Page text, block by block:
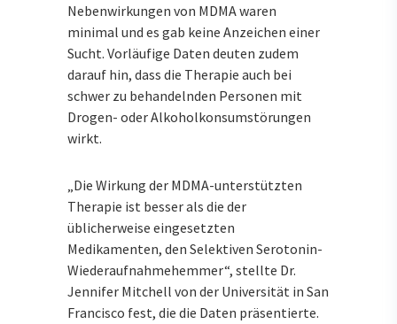
Nebenwirkungen von MDMA waren
minimal und es gab keine Anzeichen einer
Sucht. Vorläufige Daten deuten zudem
darauf hin, dass die Therapie auch bei
schwer zu behandelnden Personen mit
Drogen- oder Alkoholkonsumstörungen
wirkt.
„Die Wirkung der MDMA-unterstützten
Therapie ist besser als die der
üblicherweise eingesetzten
Medikamenten, den Selektiven Serotonin-
Wiederaufnahmehemmer“, stellte Dr.
Jennifer Mitchell von der Universität in San
Francisco fest, die die Daten präsentierte.